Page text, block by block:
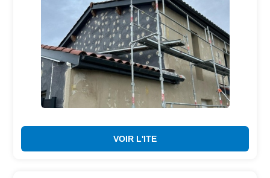
VOIR L'ITE